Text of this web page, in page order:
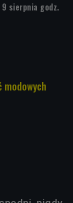
9 sierpnia godz.
modowych